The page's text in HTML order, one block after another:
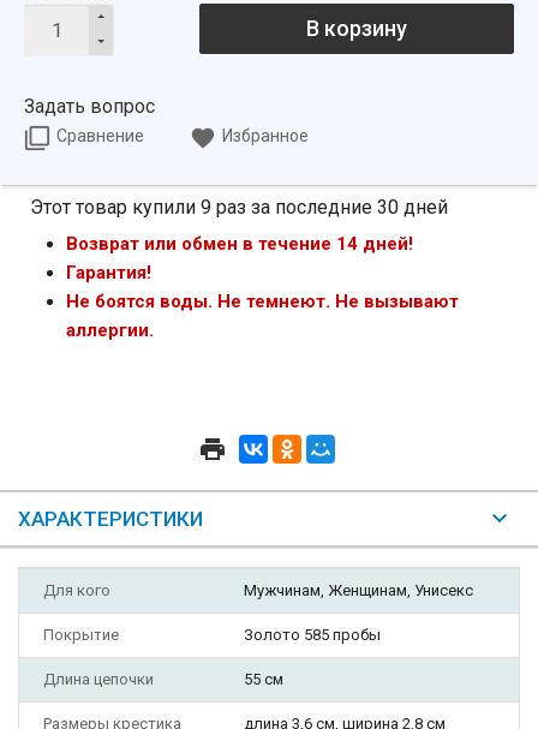
В корзину
Задать вопрос
Сравнение Избранное
Этот товар купили 9 раз за последние 30 дней
Возврат или обмен в течение 14 дней!
Гарантия!
Не боятся воды. Не темнеют. Не вызывают
аллергии.
ХАРАКТЕРИСТИКИ
Для кого Мужчинам, Женщинам, Унисекс
Покрытие Золото 585 пробы
Длина цепочки 55 см
Размеры крестика длина 3,6 см, ширина 2,8 см